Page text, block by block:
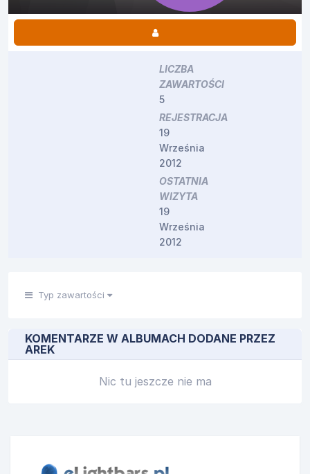
LICZBA
ZAWARTOŚCI
5
REJESTRACJA
19
Września
2012
OSTATNIA
WIZYTA
19
Września
2012
Typ zawartości
KOMENTARZE W ALBUMACH DODANE PRZEZ
AREK
Nic tu jeszcze nie ma